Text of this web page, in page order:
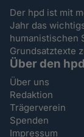
Der hpd ist mit
Jahr das
humanistischen
Grundsatztexte
Über den hpd
Über uns
Redaktion
Trägerverein
Spenden
Impressum